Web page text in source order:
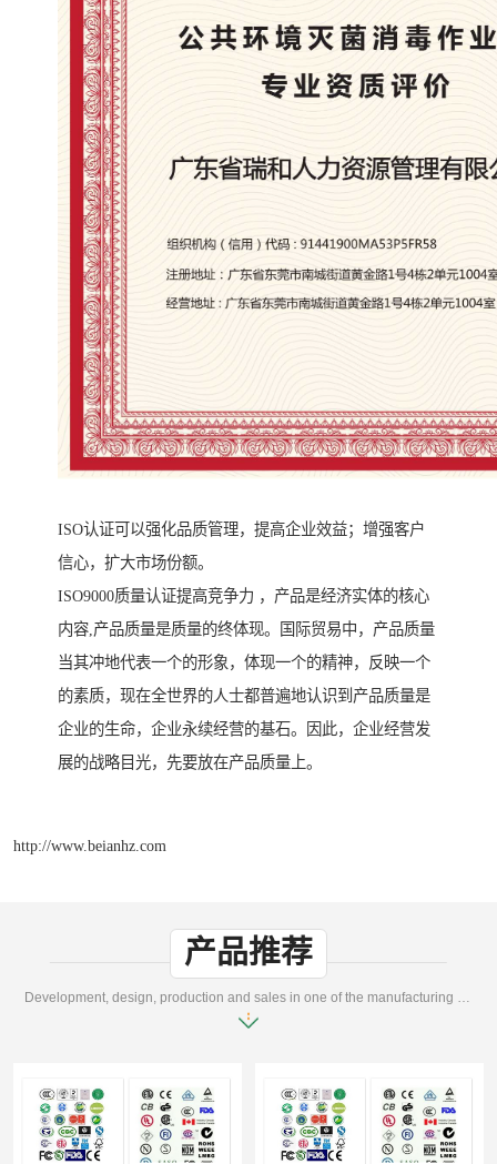
ISO认证可以强化品质管理，提高企业效益；增强客户
信心，扩大市场份额。
ISO9000质量认证提高竞争力 ，产品是经济实体的核心
内容,产品质量是质量的终体现。国际贸易中，产品质量
当其冲地代表一个的形象，体现一个的精神，反映一个
的素质，现在全世界的人士都普遍地认识到产品质量是
企业的生命，企业永续经营的基石。因此，企业经营发
展的战略目光，先要放在产品质量上。
http://www.beianhz.com
产品推荐
Development, design, production and sales in one of the manufacturing enterprises